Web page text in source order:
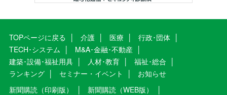
TOPページに戻る 介護 医療
行政･団体
TECH･システム
M&A･金融･不動産
建築･設備･福祉用具
人材･教育
福祉･総合
ランキング
セミナー・イベント
お知らせ
新聞購読（印刷版）
新聞購読（WEB版）